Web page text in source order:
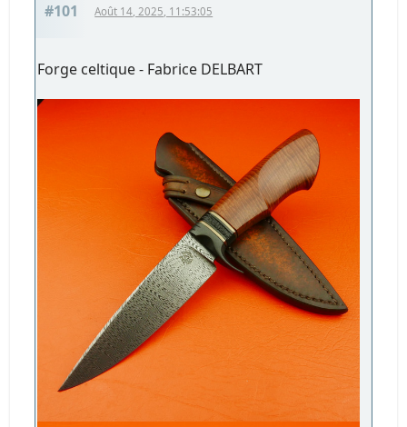
#101 Août 14, 2025, 11:53:05
Forge celtique - Fabrice DELBART